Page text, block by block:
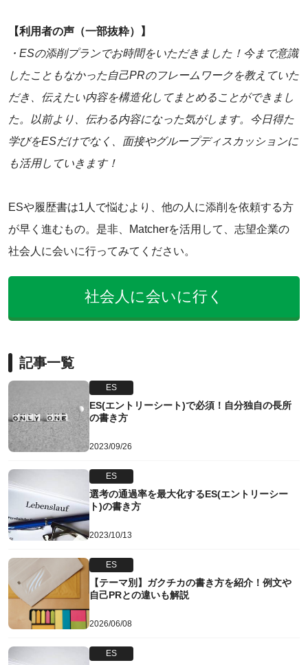
【利用者の声（一部抜粋）】
・ESの添削プランでお時間をいただきました！今まで意識
したこともなかった自己PRのフレームワークを教えていた
だき、伝えたい内容を構造化してまとめることができまし
た。以前より、伝わる内容になった気がします。今日得た
学びをESだけでなく、面接やグループディスカッションに
も活用していきます！
ESや履歴書は1人で悩むより、他の人に添削を依頼する方
が早く進むもの。是非、Matcherを活用して、志望企業の
社会人に会いに行ってみてください。
社会人に会いに行く
記事一覧
ES
ES(エントリーシート)で必須！自分独自の長所
の書き方
2023/09/26
ES
選考の通過率を最大化するES(エントリーシー
ト)の書き方
2023/10/13
ES
【テーマ別】ガクチカの書き方を紹介！例文や
自己PRとの違いも解説
2026/06/08
ES